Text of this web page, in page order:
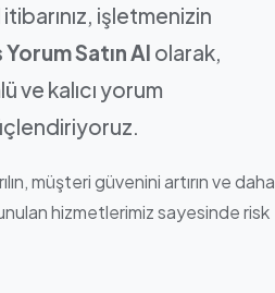
işletmenizin
Satın Al olarak,
ve kalıcı yorum
müşteri güvenini artırın ve daha
hizmetlerimiz sayesinde risk